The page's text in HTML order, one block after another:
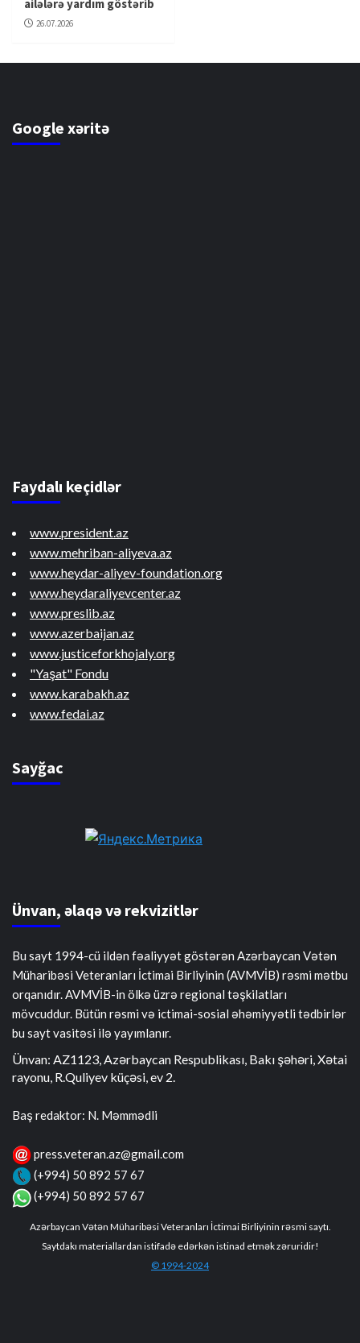
ailələrə yardım göstərib
26.07.2026
Google xəritə
Faydalı keçidlər
www.president.az
www.mehriban-aliyeva.az
www.heydar-aliyev-foundation.org
www.heydaraliyevcenter.az
www.preslib.az
www.azerbaijan.az
www.justiceforkhojaly.org
"Yaşat" Fondu
www.karabakh.az
www.fedai.az
Sayğac
Ünvan, əlaqə və rekvizitlər
Bu sayt 1994-cü ildən fəaliyyət göstərən Azərbaycan Vətən
Müharibəsi Veteranları İctimai Birliyinin (AVMVİB) rəsmi mətbu
orqanıdır. AVMVİB-in ölkə üzrə regional təşkilatları
mövcuddur. Bütün rəsmi və ictimai-sosial əhəmiyyətli tədbirlər
bu sayt vasitəsi ilə yayımlanır.
Ünvan: AZ1123, Azərbaycan Respublikası, Bakı şəhəri, Xətai
rayonu, R.Quliyev küçəsi, ev 2.
Baş redaktor: N. Məmmədli
press.veteran.az@gmail.com
(+994) 50 892 57 67
(+994) 50 892 57 67
Azərbaycan Vətən Müharibəsi Veteranları İctimai Birliyinin rəsmi saytı.
Saytdakı materiallardan istifadə edərkən istinad etmək zəruridir!
© 1994-2024